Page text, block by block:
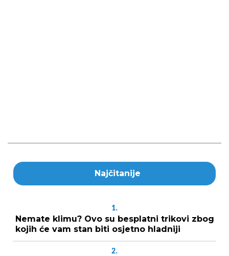
Najčitanije
1.
Nemate klimu? Ovo su besplatni trikovi zbog
kojih će vam stan biti osjetno hladniji
2.